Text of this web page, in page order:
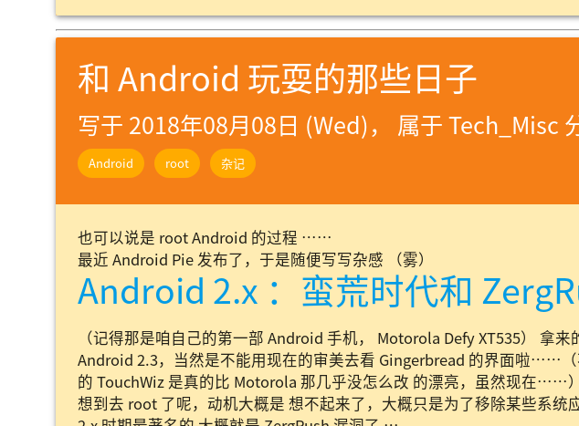
和 Android 玩耍的那些日子
写于 2018年08月08日 (Wed)， 属于Tech_Misc
Android root 杂记
也可以说是 root Android 的过程 ……
最近 Android Pie 发布了，于是随便写写杂感 （雾）
Android 2.x ：蛮荒时代和
（记得那是咱自己的第一部 Android 手机， Motorola Defy XT535） 拿来
Android 2.3，当然是不能用现在的审美去看 Gingerbread 的界面啦……（
的 TouchWiz 是真的比 Motorola 那几乎没怎么改 的漂亮，虽然现在……
想到去 root 了呢，动机大概是 想不起来了，大概只是为了移除某些系统